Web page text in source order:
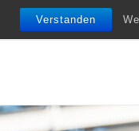
VerstandenTermine